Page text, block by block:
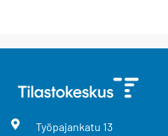
Työpajankatu 13